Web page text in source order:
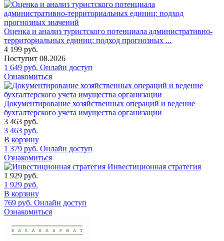
Оценка и анализ туристского потенциала административно-
территориальных единиц: подход прогнозных ...
4 199 руб.
Поступит 08.2026
1 649 руб. Онлайн доступ
Ознакомиться
Документирование хозяйственных операций и ведение
бухгалтерского учета имущества организации
3 463 руб.
3 463 руб.
В корзину
1 379 руб. Онлайн доступ
Ознакомиться
Инвестиционная стратегия
1 929 руб.
1 929 руб.
В корзину
769 руб. Онлайн доступ
Ознакомиться